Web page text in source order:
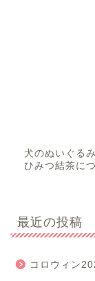
犬のぬいぐる
ひみつ結茶に
最近の投稿
コロウィン